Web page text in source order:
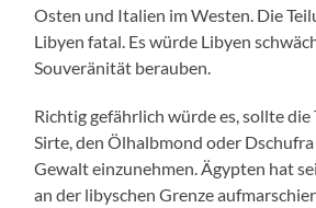
Osten und Italien im Westen. Die
Libyen fatal. Es würde Libyen
Souveränität berauben.
Richtig gefährlich würde es, sollte die
Sirte, den Ölhalbmond oder
Gewalt einzunehmen. Ägypten hat
an der libyschen Grenze